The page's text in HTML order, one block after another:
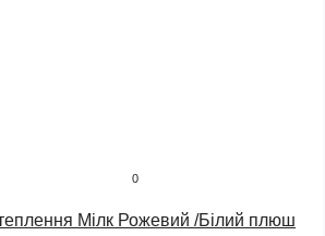
0
Мілк Рожевий /Білий плюш